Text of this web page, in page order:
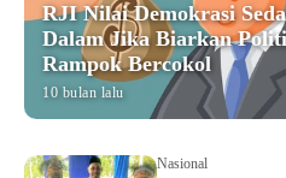
RJI Nilai Demokrasi
Dalam Jika Biarkan
Rampok Bercokol
10 bulan lalu
Nasional